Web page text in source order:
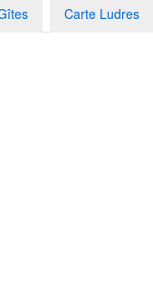
Carte Ludres